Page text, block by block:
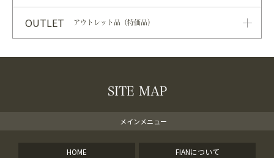
OUTLET アウトレット品（特価品）
SITE MAP
メインメニュー
HOME FIANについて